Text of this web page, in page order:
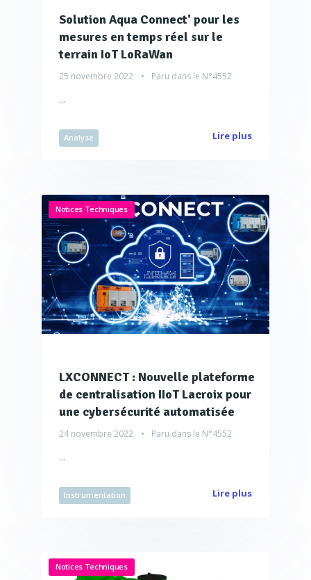
Solution Aqua Connect' pour les
mesures en temps réel sur le
terrain IoT LoRaWan
25 novembre 2022 Paru dans le N°4552
...
Analyse Lire plus
Notices Techniques
LXCONNECT : Nouvelle plateforme
de centralisation IIoT Lacroix pour
une cybersécurité automatisée
24 novembre 2022 Paru dans le N°4552
...
Instrumentation Lire plus
Notices Techniques